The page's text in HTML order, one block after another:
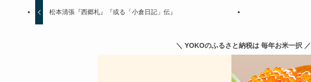
松本清張『西郷札』『或る「小倉日記」伝』
＼ YOKOのふるさと納税は 毎年お米一択 ／